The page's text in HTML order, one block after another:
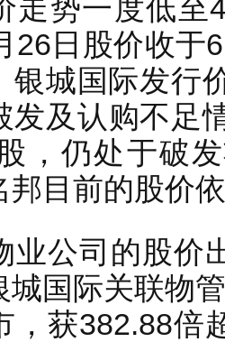
走势一度低至
26日股价收于
银城国际发行
发及认购不足
，仍处于破
邦目前的股价
业公司的股价
城国际关联物
，获382.88倍